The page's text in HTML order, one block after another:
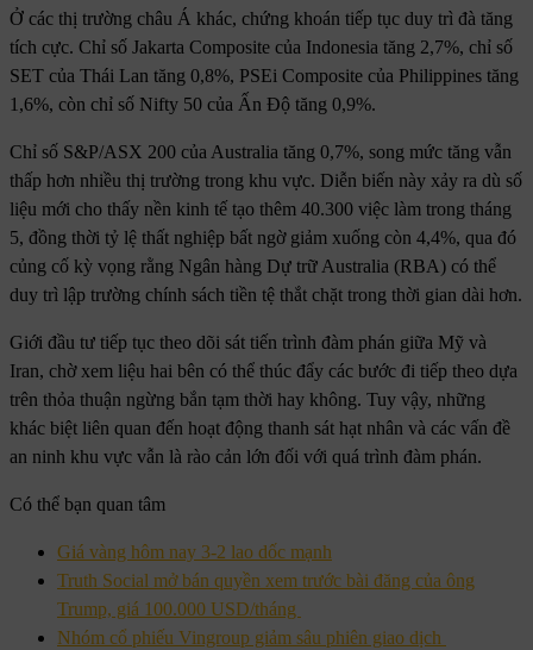
Ở các thị trường châu Á khác, chứng khoán tiếp tục duy trì đà tăng
tích cực. Chỉ số Jakarta Composite của Indonesia tăng 2,7%, chỉ số
SET của Thái Lan tăng 0,8%, PSEi Composite của Philippines tăng
1,6%, còn chỉ số Nifty 50 của Ấn Độ tăng 0,9%.
Chỉ số S&P/ASX 200 của Australia tăng 0,7%, song mức tăng vẫn
thấp hơn nhiều thị trường trong khu vực. Diễn biến này xảy ra dù số
liệu mới cho thấy nền kinh tế tạo thêm 40.300 việc làm trong tháng
5, đồng thời tỷ lệ thất nghiệp bất ngờ giảm xuống còn 4,4%, qua đó
củng cố kỳ vọng rằng Ngân hàng Dự trữ Australia (RBA) có thể
duy trì lập trường chính sách tiền tệ thắt chặt trong thời gian dài hơn.
Giới đầu tư tiếp tục theo dõi sát tiến trình đàm phán giữa Mỹ và
Iran, chờ xem liệu hai bên có thể thúc đẩy các bước đi tiếp theo dựa
trên thỏa thuận ngừng bắn tạm thời hay không. Tuy vậy, những
khác biệt liên quan đến hoạt động thanh sát hạt nhân và các vấn đề
an ninh khu vực vẫn là rào cản lớn đối với quá trình đàm phán.
Có thể bạn quan tâm
Giá vàng hôm nay 3-2 lao dốc mạnh
Truth Social mở bán quyền xem trước bài đăng của ông
Trump, giá 100.000 USD/tháng
Nhóm cổ phiếu Vingroup giảm sâu phiên giao dịch